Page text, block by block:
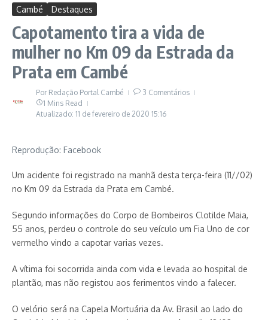
Cambé Destaques
Capotamento tira a vida de
mulher no Km 09 da Estrada da
Prata em Cambé
Por Redação Portal Cambé
3 Comentários
1 Mins Read
Atualizado: 11 de fevereiro de 2020 15:16
Reprodução: Facebook
Um acidente foi registrado na manhã desta terça-feira (11//02)
no Km 09 da Estrada da Prata em Cambé.
Segundo informações do Corpo de Bombeiros Clotilde Maia,
55 anos, perdeu o controle do seu veículo um Fia Uno de cor
vermelho vindo a capotar varias vezes.
A vítima foi socorrida ainda com vida e levada ao hospital de
plantão, mas não registou aos ferimentos vindo a falecer.
O velório será na Capela Mortuária da Av. Brasil ao lado do